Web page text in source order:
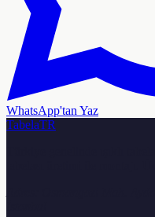
WhatsApp'tan Yaz
TabelaTR